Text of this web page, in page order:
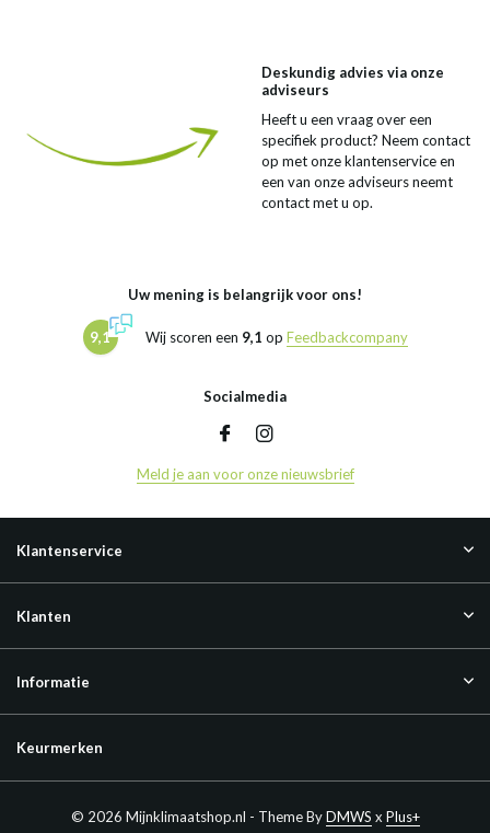
Deskundig advies via onze
adviseurs
Heeft u een vraag over een
specifiek product? Neem contact
op met onze klantenservice en
een van onze adviseurs neemt
contact met u op.
Uw mening is belangrijk voor ons!
9,1 Wij scoren een 9,1 op Feedbackcompany
Socialmedia
Meld je aan voor onze nieuwsbrief
Klantenservice
Klanten
Informatie
Keurmerken
© 2026 Mijnklimaatshop.nl - Theme ByDMWS x Plus+